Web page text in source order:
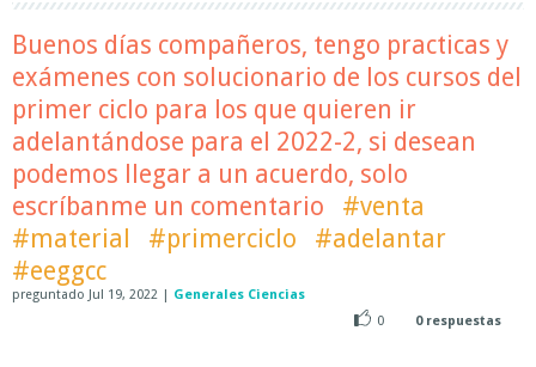
Buenos días compañeros, tengo practicas y
exámenes con solucionario de los cursos del
primer ciclo para los que quieren ir
adelantándose para el 2022-2, si desean
podemos llegar a un acuerdo, solo
escríbanme un comentario
#venta
#material
#primerciclo
#adelantar
#eeggcc
preguntado Jul 19, 2022 | Generales Ciencias
0
0respuestas